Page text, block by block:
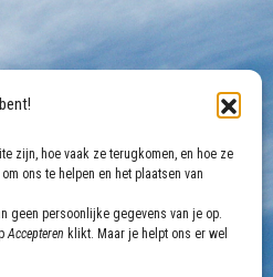
zijn, hoe vaak ze terugkomen, en hoe ze
ons te helpen en het plaatsen van
geen persoonlijke gegevens van je op.
Accepteren klikt. Maar je helpt ons er wel